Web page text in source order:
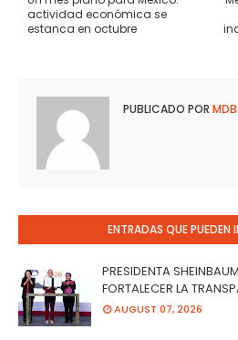
actividad económica se
estanca en octubre
PUBLICADO POR MDB
ENTRADAS QUE PUEDEN
PRESIDENTA
FORTALECER LA
AUGUST 07, 2026